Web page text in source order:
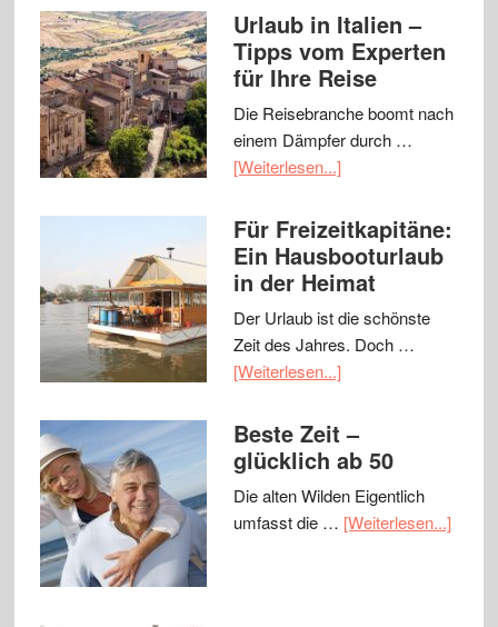
Urlaub in Italien –
Tipps vom Experten
für Ihre Reise
Die Reisebranche boomt nach
einem Dämpfer durch …
[Weiterlesen...]
Für Freizeitkapitäne:
Ein Hausbooturlaub
in der Heimat
Der Urlaub ist die schönste
Zeit des Jahres. Doch …
[Weiterlesen...]
Beste Zeit –
glücklich ab 50
Die alten Wilden Eigentlich
umfasst die … [Weiterlesen...]